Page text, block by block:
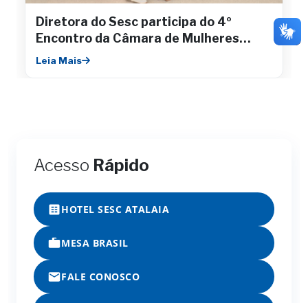
Diretora do Sesc participa do 4º
Encontro da Câmara de Mulheres
Empresárias da Fecomércio
Leia Mais
Acesso Rápido
HOTEL SESC ATALAIA
MESA BRASIL
FALE CONOSCO